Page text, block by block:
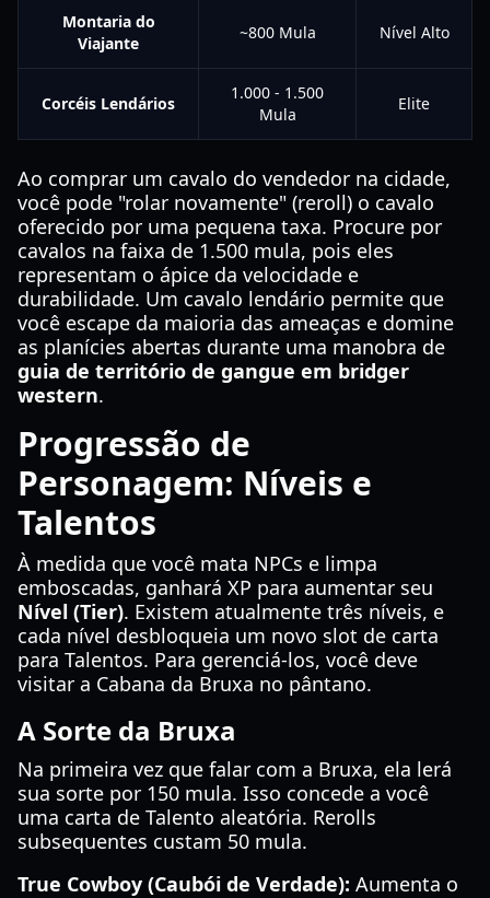
Montaria do
Viajante
~800 Mula Nível Alto
Corcéis Lendários
1.000 - 1.500
Mula
Elite
Ao comprar um cavalo do vendedor na cidade,
você pode "rolar novamente" (reroll) o cavalo
oferecido por uma pequena taxa. Procure por
cavalos na faixa de 1.500 mula, pois eles
representam o ápice da velocidade e
durabilidade. Um cavalo lendário permite que
você escape da maioria das ameaças e domine
as planícies abertas durante uma manobra de
guia de território de gangue em bridger
western.
Progressão de
Personagem: Níveis e
Talentos
À medida que você mata NPCs e limpa
emboscadas, ganhará XP para aumentar seu
Nível (Tier). Existem atualmente três níveis, e
cada nível desbloqueia um novo slot de carta
para Talentos. Para gerenciá-los, você deve
visitar a Cabana da Bruxa no pântano.
A Sorte da Bruxa
Na primeira vez que falar com a Bruxa, ela lerá
sua sorte por 150 mula. Isso concede a você
uma carta de Talento aleatória. Rerolls
subsequentes custam 50 mula.
True Cowboy (Caubói de Verdade): Aumenta o